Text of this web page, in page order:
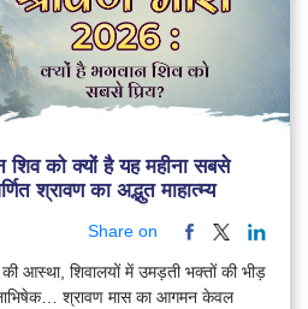
को क्यों है यह महीना सबसे
श्रावण का अद्भुत माहात्म्य
Share on
आस्था, शिवालयों में उमड़ती भक्तों की भीड़
श्रावण मास का आगमन केवल